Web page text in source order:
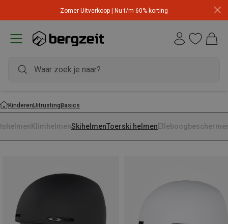
Zomer Uitverkoop | Nu t/m 60% korting
KinderenUitrustingBasics
KlimhelmenSkihelmenToerski helmen